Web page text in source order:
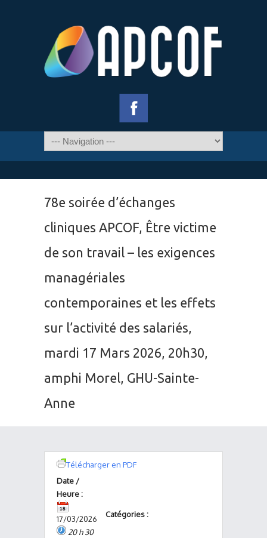
78e soirée d’échanges
cliniques APCOF, Être victime
de son travail – les exigences
managériales
contemporaines et les effets
sur l’activité des salariés,
mardi 17 Mars 2026, 20h30,
amphi Morel, GHU-Sainte-
Anne
Télécharger en PDF
Date /
Heure :
17/03/2026
20 h 30
Catégories :